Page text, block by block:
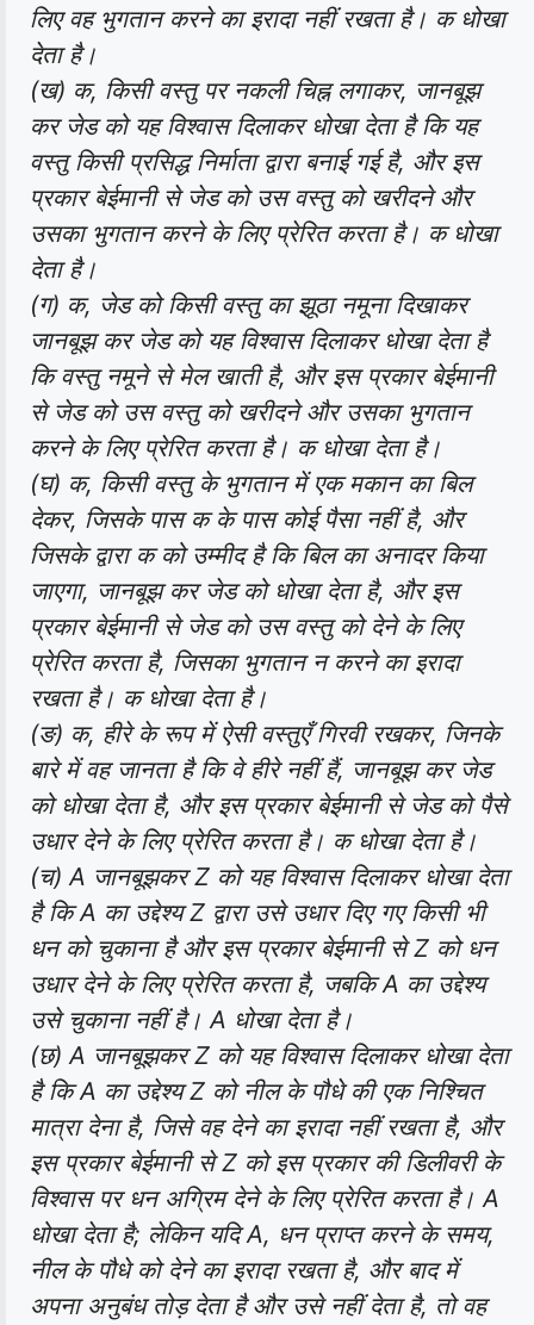
लिए वह भुगतान करने का इरादा नहीं रखता है। क धोखा
देता है।
(ख) क, किसी वस्तु पर नकली चिह्न लगाकर, जानबूझ
कर जेड को यह विश्वास दिलाकर धोखा देता है कि यह
वस्तु किसी प्रसिद्ध निर्माता द्वारा बनाई गई है, और इस
प्रकार बेईमानी से जेड को उस वस्तु को खरीदने और
उसका भुगतान करने के लिए प्रेरित करता है। क धोखा
देता है।
(ग) क, जेड को किसी वस्तु का झूठा नमूना दिखाकर
जानबूझ कर जेड को यह विश्वास दिलाकर धोखा देता है
कि वस्तु नमूने से मेल खाती है, और इस प्रकार बेईमानी
से जेड को उस वस्तु को खरीदने और उसका भुगतान
करने के लिए प्रेरित करता है। क धोखा देता है।
(घ) क, किसी वस्तु के भुगतान में एक मकान का बिल
देकर, जिसके पास क के पास कोई पैसा नहीं है, और
जिसके द्वारा क को उम्मीद है कि बिल का अनादर किया
जाएगा, जानबूझ कर जेड को धोखा देता है, और इस
प्रकार बेईमानी से जेड को उस वस्तु को देने के लिए
प्रेरित करता है, जिसका भुगतान न करने का इरादा
रखता है। क धोखा देता है।
(ङ) क, हीरे के रूप में ऐसी वस्तुएँ गिरवी रखकर, जिनके
बारे में वह जानता है कि वे हीरे नहीं हैं, जानबूझ कर जेड
को धोखा देता है, और इस प्रकार बेईमानी से जेड को पैसे
उधार देने के लिए प्रेरित करता है। क धोखा देता है।
(च) A जानबूझकर Z को यह विश्वास दिलाकर धोखा देता
है कि A का उद्देश्य Z द्वारा उसे उधार दिए गए किसी भी
धन को चुकाना है और इस प्रकार बेईमानी से Z को धन
उधार देने के लिए प्रेरित करता है, जबकि A का उद्देश्य
उसे चुकाना नहीं है। A धोखा देता है।
(छ) A जानबूझकर Z को यह विश्वास दिलाकर धोखा देता
है कि A का उद्देश्य Z को नील के पौधे की एक निश्चित
मात्रा देना है, जिसे वह देने का इरादा नहीं रखता है, और
इस प्रकार बेईमानी से Z को इस प्रकार की डिलीवरी के
विश्वास पर धन अग्रिम देने के लिए प्रेरित करता है। A
धोखा देता है; लेकिन यदि A, धन प्राप्त करने के समय,
नील के पौधे को देने का इरादा रखता है, और बाद में
अपना अनुबंध तोड़ देता है और उसे नहीं देता है, तो वह